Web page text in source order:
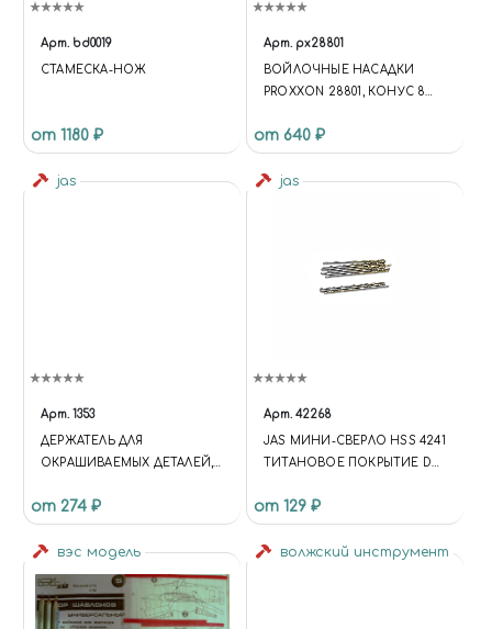
Арт. bd0019
СТАМЕСКА-НОЖ
от 1180 ₽
Арт. px28801
ВОЙЛОЧНЫЕ НАСАДКИ
PROXXON 28801, КОНУС 8
от 640 ₽
jas
Арт. 1353
ДЕРЖАТЕЛЬ ДЛЯ
ОКРАШИВАЕМЫХ ДЕТАЛЕЙ,
от 274 ₽
jas
Арт. 42268
JAS МИНИ-СВЕРЛО HSS 4241
ТИТАНОВОЕ ПОКРЫТИЕ D
от 129 ₽
вэс модель волжский инструмент